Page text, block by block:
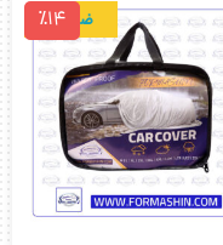
ضدآب
٪14